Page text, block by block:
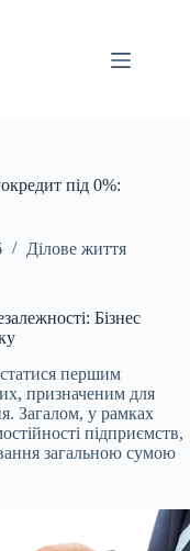
під 0%:
Ділове життя
Бізнес
першим
призначеним для
Загалом, у рамках
підприємств,
загальною сумою